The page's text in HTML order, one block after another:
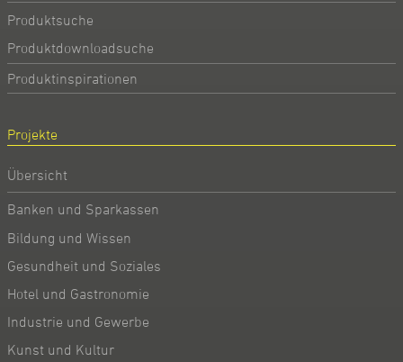
Produktsuche
Produktdownloadsuche
Produktinspirationen
Projekte
Übersicht
Banken und Sparkassen
Bildung und Wissen
Gesundheit und Soziales
Hotel und Gastronomie
Industrie und Gewerbe
Kunst und Kultur